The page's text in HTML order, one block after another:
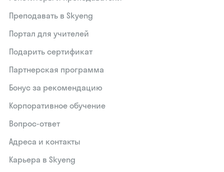
Преподавать в Skyeng
Портал для учителей
Подарить сертификат
Партнерская программа
Бонус за рекомендацию
Корпоративное обучение
Вопрос-ответ
Адреса и контакты
Карьера в Skyeng